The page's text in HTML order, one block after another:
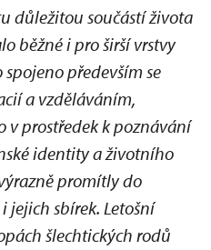
důležitou součástí života
běžné i pro širší vrstvy
především se
a vzděláváním,
v prostředek k poznávání
identity a životního
promítly do
jejich sbírek. Letošní
šlechtických rodů